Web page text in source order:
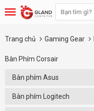
Trang chủ Gaming Gear
Bàn Phím Corsair
Bàn phím Asus
Bàn phím Logitech